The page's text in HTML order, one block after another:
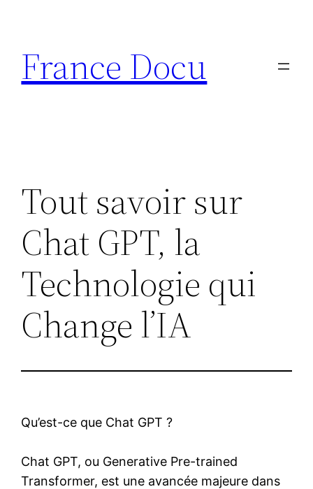
contenu
France Docu
Tout savoir sur
Chat GPT, la
Technologie qui
Change l’IA
Qu’est-ce que Chat GPT ?
Chat GPT, ou Generative Pre-trained
Transformer, est une avancée majeure dans